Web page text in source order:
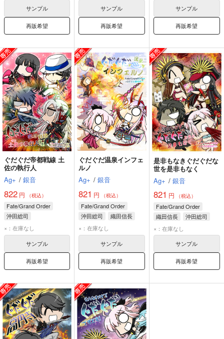
サンプル
再販希望
サンプル
再販希望
サンプル
再販希望
ぐだぐだ帝都戦線 土
佐の執行人
Ag+ / 銀音
822 円 （税込）
Fate/Grand Order
沖田総司
沖田総司〔オルタ〕
岡田以蔵
×：在庫なし
サンプル
再販希望
ぐだぐだ温泉インフェ
ルノ
Ag+ / 銀音
821 円 （税込）
Fate/Grand Order
沖田総司
織田信長
×：在庫なし
サンプル
再販希望
是非もなきぐだぐだな
世を是非もなく
Ag+ / 銀音
821 円 （税込）
Fate/Grand Order
織田信長
沖田総司
土方歳三
×：在庫なし
サンプル
再販希望